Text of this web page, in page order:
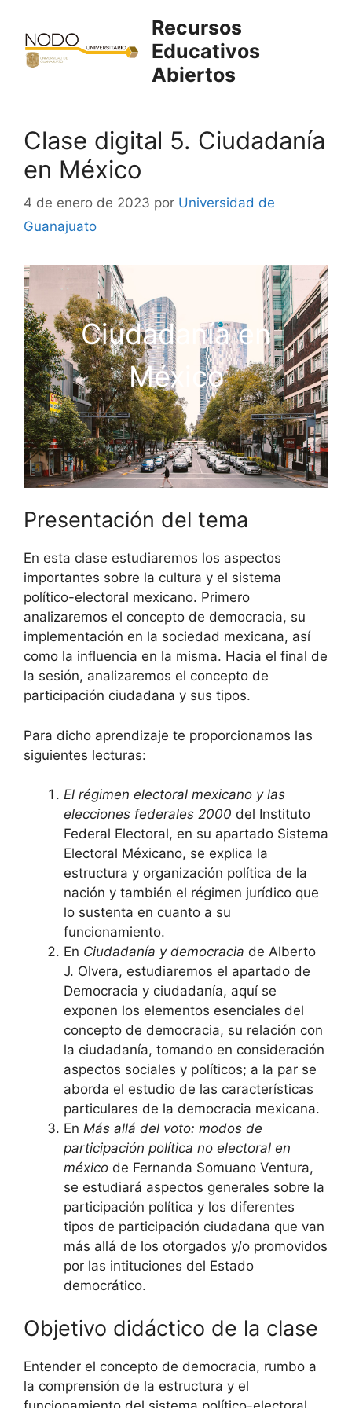
contenido
Recursos
Educativos
Abiertos
Clase digital 5. Ciudadanía
en México
4 de enero de 2023 por Universidad de
Guanajuato
Ciudadanía en
México
Presentación del tema
En esta clase estudiaremos los aspectos
importantes sobre la cultura y el sistema
político-electoral mexicano. Primero
analizaremos el concepto de democracia, su
implementación en la sociedad mexicana, así
como la influencia en la misma. Hacia el final de
la sesión, analizaremos el concepto de
participación ciudadana y sus tipos.
Para dicho aprendizaje te proporcionamos las
siguientes lecturas:
El régimen electoral mexicano y las
elecciones federales 2000 del Instituto
Federal Electoral, en su apartado Sistema
Electoral Méxicano, se explica la
estructura y organización política de la
nación y también el régimen jurídico que
lo sustenta en cuanto a su
funcionamiento.
En Ciudadanía y democracia de Alberto
J. Olvera, estudiaremos el apartado de
Democracia y ciudadanía, aquí se
exponen los elementos esenciales del
concepto de democracia, su relación con
la ciudadanía, tomando en consideración
aspectos sociales y políticos; a la par se
aborda el estudio de las características
particulares de la democracia mexicana.
En Más allá del voto: modos de
participación política no electoral en
méxico de Fernanda Somuano Ventura,
se estudiará aspectos generales sobre la
participación política y los diferentes
tipos de participación ciudadana que van
más allá de los otorgados y/o promovidos
por las intituciones del Estado
democrático.
Objetivo didáctico de la clase
Entender el concepto de democracia, rumbo a
la comprensión de la estructura y el